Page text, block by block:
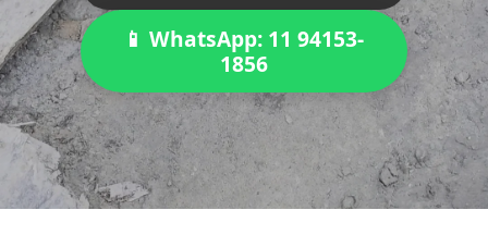
📱 WhatsApp: 11 94153-
1856